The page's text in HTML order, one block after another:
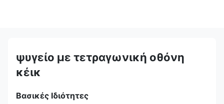
ψυγείο με τετραγωνική οθόνη
κέικ
Βασικές Ιδιότητες